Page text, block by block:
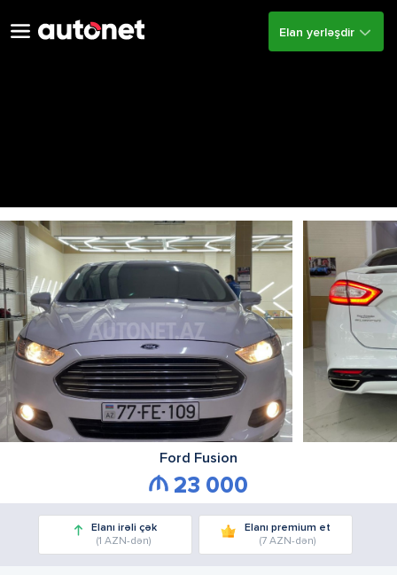
Elan yerləşdir
Ford Fusion
23 000
Elanı irəli çək
(1 AZN-dən)
Elanı premium et
(7 AZN-dən)